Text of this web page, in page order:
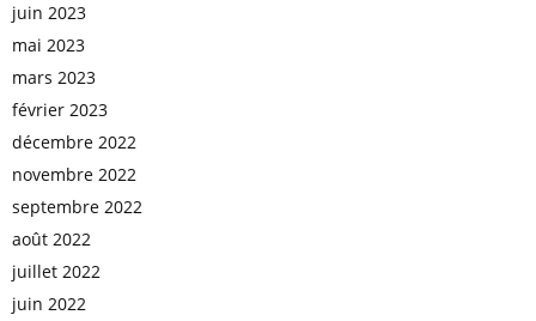
juin 2023
mai 2023
mars 2023
février 2023
décembre 2022
novembre 2022
septembre 2022
août 2022
juillet 2022
juin 2022